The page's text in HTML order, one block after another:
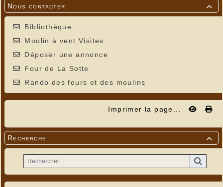

Nous contacter
Bibliothèque
Moulin à vent Visites
Déposer une annonce
Four de La Sotte
Rando des fours et des moulins
Imprimer la page...

Recherche